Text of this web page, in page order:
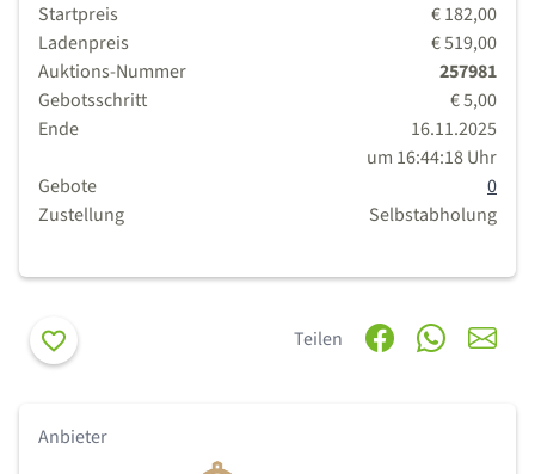
Startpreis
€ 182,00
Ladenpreis
€ 519,00
Auktions-Nummer
257981
Gebotsschritt
€ 5,00
Ende
16.11.2025
um 16:44:18 Uhr
Gebote
0
Zustellung
Selbstabholung
Merken Teilen
Anbieter